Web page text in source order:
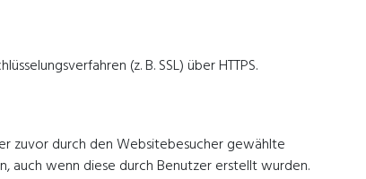
(z. B. SSL) über HTTPS.
zuvor durch den Websitebesucher gewählte
auch wenn diese durch Benutzer erstellt wurden.